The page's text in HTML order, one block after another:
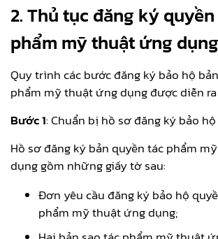
2.Thủ tục đăng ký
phẩm mỹ thuật ứng
Quy trình các bước đăng ký bảo hộ
phẩm mỹ thuật ứng dụng được diễn
Bước 1: Chuẩn bị hồ sơ đăng ký bảo
Hồ sơ đăng ký bản quyền tác phẩm
dụng gồm những giấy tờ sau:
Đơn yêu cầu đăng ký bảo hộ
phẩm mỹ thuật ứng dụng;